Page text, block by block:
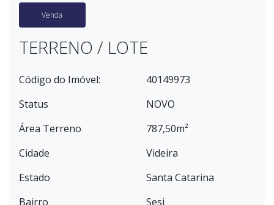
Venda
TERRENO / LOTE
Código do Imóvel:
40149973
Status
NOVO
Área Terreno
787,50m²
Cidade
Videira
Estado
Santa Catarina
Bairro
Sesi